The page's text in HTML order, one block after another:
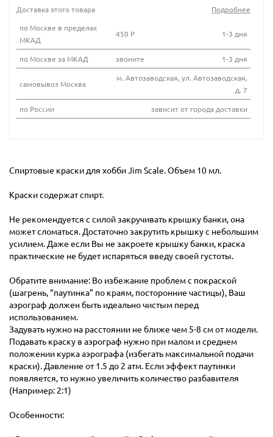
Доставка этого товара
Подробнее
по Москве в пределах
МКАД
450 Р 1-3 дня
по Москве за МКАД звоните 1-3 дня
самовывоз Москва
м. Автозаводская, ул. Автозаводская,
д. 7
по России
зависит от города доставки
Спиртовые краски для хобби Jim Scale. Объем 10 мл.
Краски содержат спирт.
Не рекомендуется с силой закручивать крышку банки, она
может сломаться. Достаточно закрутить крышку с небольшим
усилием. Даже если Вы не закроете крышку банки, краска
практические не будет испаряться введу своей густоты.
Обратите внимание: Во избежание проблем с покраской
(шагрень, “паутинка” по краям, посторонние частицы), Ваш
аэрограф должен быть идеально чистым перед
использованием.
Задувать нужно на расстоянии не ближе чем 5-8 см от модели.
Подавать краску в аэрограф нужно при малом и среднем
положении курка аэрографа (избегать максимальной подачи
краски). Давление от 1.5 до 2 атм. Если эффект паутинки
появляется, то нужно увеличить количество разбавителя
(Например: 2:1)
Особенности: